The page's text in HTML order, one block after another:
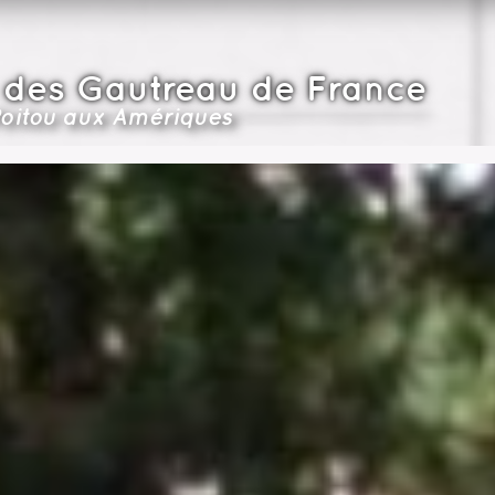
Gautreau de France
aux Amériques